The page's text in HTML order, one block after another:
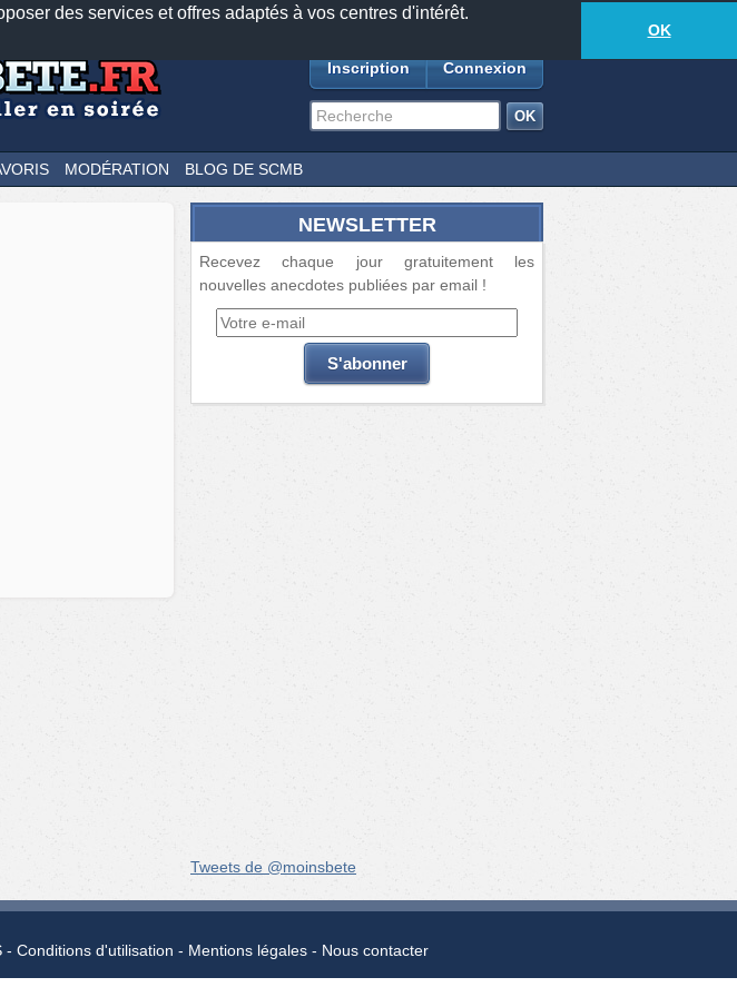
des services et offres adaptés à vos centres d'intérêt.
OK
Newsletter Facebook
TwitterFeeds18881anecdotes-496lecteurs connectés
Inscription Connexion
MODÉRATION BLOG DE SCMB
NEWSLETTER
Recevez chaque jour gratuitement les
nouvelles anecdotes publiées par email !
Tweets de @moinsbete
Conditions d'utilisation Mentions légales Nous contacter